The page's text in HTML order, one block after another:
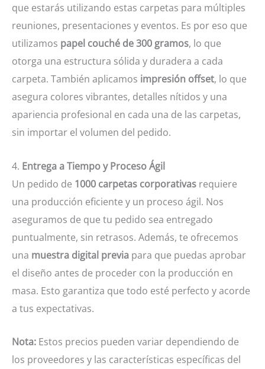
que estarás utilizando estas carpetas para múltiples
reuniones, presentaciones y eventos. Es por eso que
utilizamos papel couché de 300 gramos, lo que
otorga una estructura sólida y duradera a cada
carpeta. También aplicamos impresión offset, lo que
asegura colores vibrantes, detalles nítidos y una
apariencia profesional en cada una de las carpetas,
sin importar el volumen del pedido.
4. Entrega a Tiempo y Proceso Ágil
Un pedido de 1000 carpetas corporativas requiere
una producción eficiente y un proceso ágil. Nos
aseguramos de que tu pedido sea entregado
puntualmente, sin retrasos. Además, te ofrecemos
una muestra digital previa para que puedas aprobar
el diseño antes de proceder con la producción en
masa. Esto garantiza que todo esté perfecto y acorde
a tus expectativas.
Nota: Estos precios pueden variar dependiendo de
los proveedores y las características específicas del